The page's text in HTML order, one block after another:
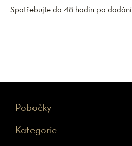
Spotřebujte do 48 hodin po dodání
Pobočky
Kategorie